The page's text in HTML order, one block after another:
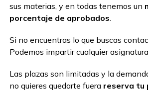
sus materias, y en todas tenemos un
porcentaje de aprobados
Si no encuentras lo que buscas
Podemos impartir cualquier
Las plazas son limitadas y la
no quieres quedarte fuera reserva tu